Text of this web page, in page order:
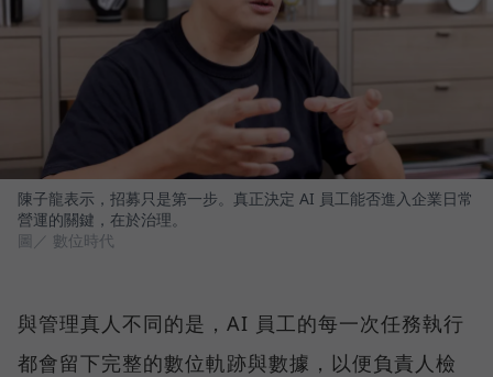
陳子龍表示，招募只是第一步。真正決定 AI 員工能否進入企業日常
營運的關鍵，在於治理。
圖／ 數位時代
與管理真人不同的是，AI 員工的每一次任務執行
都會留下完整的數位軌跡與數據，以便負責人檢